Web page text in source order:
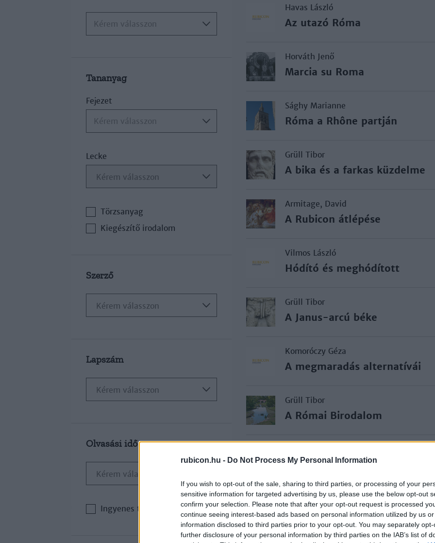
rubicon.hu - Do Not Process My Personal Information
If you wish to opt-out of the sale, sharing to third parties, or processing of your
sensitive information for targeted advertising by us, please use the below opt-out
confirm your selection. Please note that after your opt-out request is processed
continue seeing interest-based ads based on personal information utilized by us
information disclosed to third parties prior to your opt-out. You may separately
further disclosure of your personal information by third parties on the IAB’s list of
Kérem válasszon
Tananyag
Fejezet
Kérem válasszon
Lecke
Törzsanyag
Kiegészítő irodalom
Szerző
Lapszám
Olvasási idő
Ingyenes tartalom
Havas László
Az utazó Róma
Horváth Jenő
Marcia su Roma
Sághy Marianne
Róma a Rhône partján
Grüll Tibor
A bika és a farkas küzdelme
Armitage, David
A Rubicon átlépése
Vilmos László
Hódító és meghódított
Grüll Tibor
A Janus-arcú béke
Komoróczy Géza
A megmaradás alternatívái
Grüll Tibor
A Római Birodalom
Coriolanus
Nemes Gábor
„Menjetek, és tegyetek